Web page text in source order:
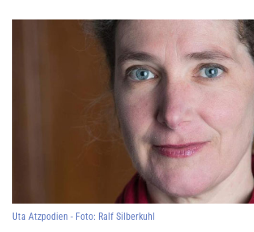
Uta Atzpodien - Foto: Ralf Silberkuhl